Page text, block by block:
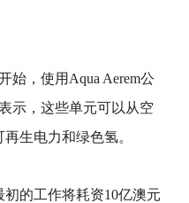
始，使用Aqua Aerem公
示，这些单元可以从空
生电力和绿色氢。
的工作将耗资10亿澳元